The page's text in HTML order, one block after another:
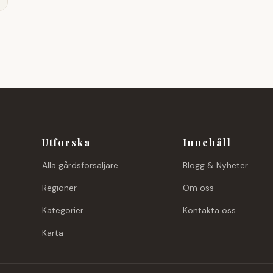
Utforska
Alla gårdsförsäljare
Regioner
Kategorier
Karta
Innehåll
Blogg & Nyheter
Om oss
Kontakta oss